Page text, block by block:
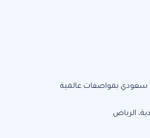
سعودي بمواصفات عالمية
الرياض